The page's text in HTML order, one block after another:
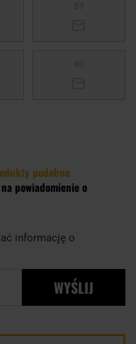
podobne
powiadomienie o
informację o
WYŚLIJ